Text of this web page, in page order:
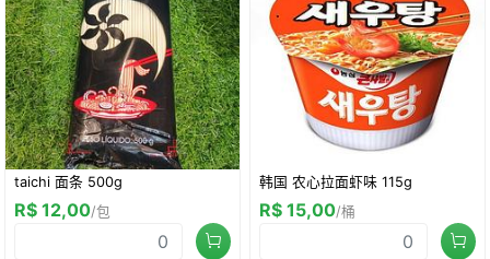
taichi 面条 500g
R$ 12,00/包
韩国 农心拉面虾味 115g
R$ 15,00/桶